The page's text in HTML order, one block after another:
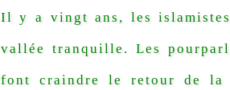
Il y a vingt ans, les islamistes
vallée tranquille. Les
font craindre le retour de la